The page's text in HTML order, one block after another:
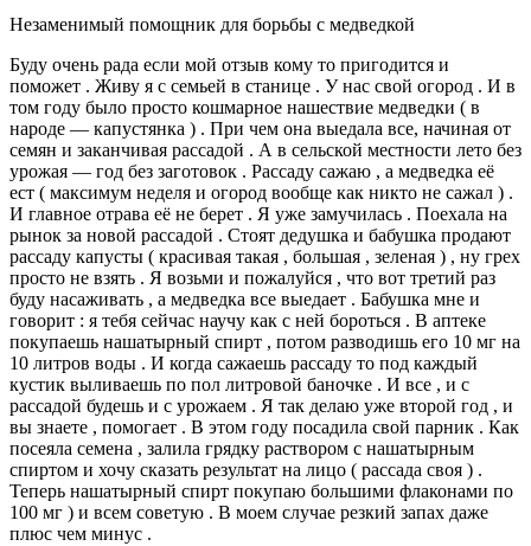
Незаменимый помощник для борьбы с медведкой
Буду очень рада если мой отзыв кому то пригодится и
поможет . Живу я с семьей в станице . У нас свой огород . И в
том году было просто кошмарное нашествие медведки ( в
народе — капустянка ) . При чем она выедала все, начиная от
семян и заканчивая рассадой . А в сельской местности лето без
урожая — год без заготовок . Рассаду сажаю , а медведка её
ест ( максимум неделя и огород вообще как никто не сажал ) .
И главное отрава её не берет . Я уже замучилась . Поехала на
рынок за новой рассадой . Стоят дедушка и бабушка продают
рассаду капусты ( красивая такая , большая , зеленая ) , ну грех
просто не взять . Я возьми и пожалуйся , что вот третий раз
буду насаживать , а медведка все выедает . Бабушка мне и
говорит : я тебя сейчас научу как с ней бороться . В аптеке
покупаешь нашатырный спирт , потом разводишь его 10 мг на
10 литров воды . И когда сажаешь рассаду то под каждый
кустик выливаешь по пол литровой баночке . И все , и с
рассадой будешь и с урожаем . Я так делаю уже второй год , и
вы знаете , помогает . В этом году посадила свой парник . Как
посеяла семена , залила грядку раствором с нашатырным
спиртом и хочу сказать результат на лицо ( рассада своя ) .
Теперь нашатырный спирт покупаю большими флаконами по
100 мг ) и всем советую . В моем случае резкий запах даже
плюс чем минус .